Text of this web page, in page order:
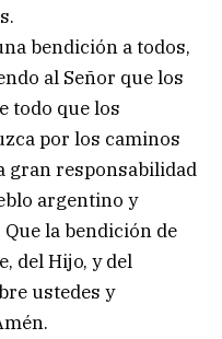
bendición a todos,
al Señor que los
todo que los
por los caminos
gran responsabilidad
argentino y
la bendición de
del Hijo, y del
ustedes y